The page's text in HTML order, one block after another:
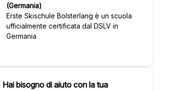
(Germania)
Erste Skischule Bolsterlang è un scuola
ufficialmente certificata dal DSLV in
Germania
Hai bisogno di aiuto con la tua